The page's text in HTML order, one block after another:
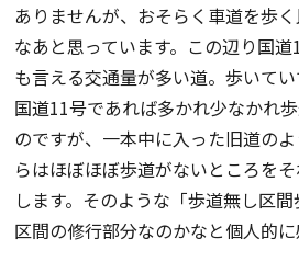
ありませんが、おそらく車道を歩
なあと思っています。この辺り国
も言える交通量が多い道。歩いてい
国道11号であれば多かれ少なかれ
のですが、一本中に入った旧道の
らはほぼほぼ歩道がないところを
します。そのような「歩道無し区
区間の修行部分なのかなと個人的に